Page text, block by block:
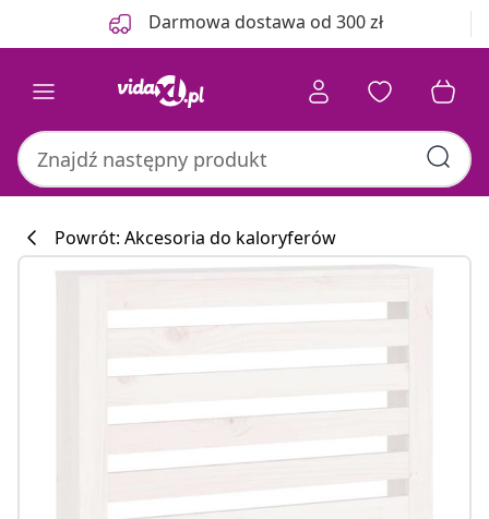
Darmowa dostawa od 300 zł
Powrót: Akcesoria do kaloryferów